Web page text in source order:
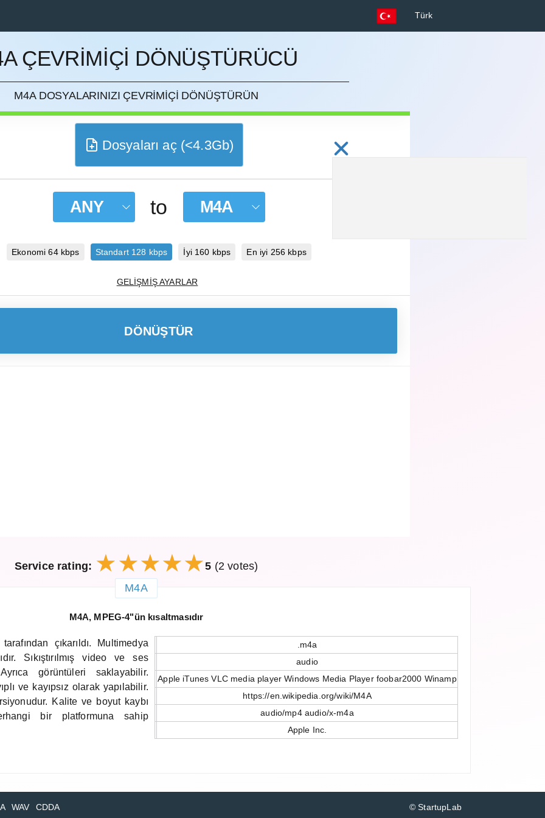
Türk
ÇEVRIMIÇI DÖNÜŞTÜRÜCÜ
M4A DOSYALARINIZI ÇEVRIMIÇI DÖNÜŞTÜRÜN
Dosyaları aç (<4.3Gb)
ANY to M4A
Ekonomi 64 kbps Standart 128 kbps İyi 160 kbps En iyi 256 kbps
GELIŞMIŞ AYARLAR
DÖNÜŞTÜR
Service rating: 5 (2 votes)
M4A
M4A, MPEG-4"ün kısaltmasıdır
.m4a
audio
Apple iTunes VLC media player Windows Media Player foobar2000 Winamp
https://en.wikipedia.org/wiki/M4A
audio/mp4 audio/x-m4a
Apple Inc.
çıkarıldı. Multimedya
Sıkıştırılmış video ve ses
görüntüleri saklayabilir.
ve kayıpsız olarak yapılabilir.
Kalite ve boyut kaybı
bir platformuna sahip
WAV CDDA © StartupLab